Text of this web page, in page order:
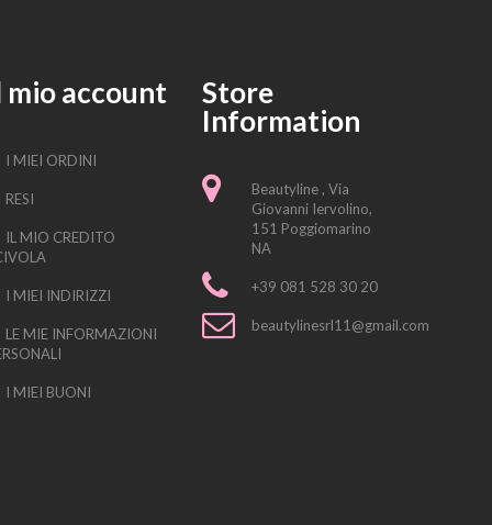
mio account
I MIEI ORDINI
RESI
IL MIO CREDITO
I MIEI INDIRIZZI
LE MIE INFORMAZIONI
I MIEI BUONI
Store
Information
Beautyline , Via
Giovanni Iervolino,
151 Poggiomarino
NA
+39 081 528 30 20
beautylinesrl11@gmail.com